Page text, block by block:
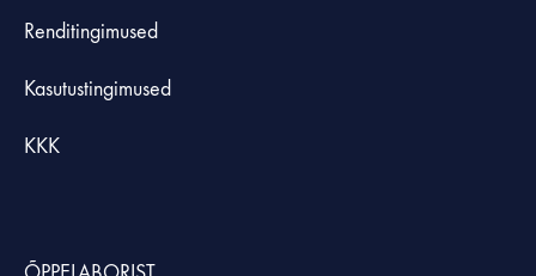
Renditingimused
Kasutustingimused
KKK